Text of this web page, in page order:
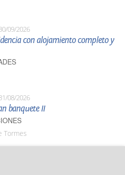
09/2026
con alojamiento completo y
08/2026
banquete II
Tormes